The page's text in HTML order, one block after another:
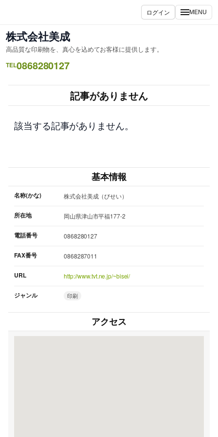
を
ス
キ
ッ
ログイン MENU
株式会社美成
高品質な印刷物を、真心を込めてお客様に提供します。
TEL0868280127
記事がありません
該当する記事がありません。
基本情報
名称(かな) 株式会社美成（びせい）
所在地 岡山県津山市平福177-2
電話番号 0868280127
FAX番号 0868287011
URL http://www.tvt.ne.jp/~bisei/
ジャンル 印刷
アクセス